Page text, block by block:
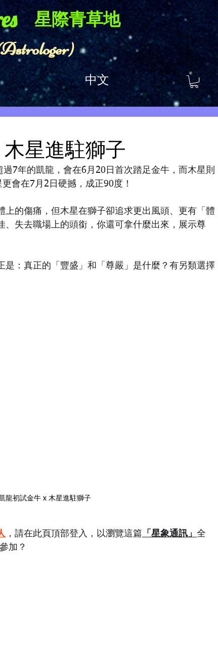
星際青草地
中文
星進駐獅子
7年的凱龍，會在6月20日首次踏足金牛，而木星則
會在7月2日硬撼，成正90度！
上的傷痛，但木星在獅子卻追求更出風頭、更有「體
、失去職場上的頭銜，你還可拿什麼出來，展示尊
是：真正的「豐盛」和「尊嚴」是什麼？有另類選擇
龍初試金牛 x 木星進駐獅子
，請在此頁頂部登入，以瀏覽這篇 「星象通訊」 全
加？